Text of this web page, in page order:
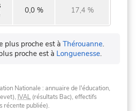
0,0 % 17,4 %
plus proche est àThérouanne.
proche est à Longuenesse.
Nationale : annuaire de l'éducation,
IVAL (résultats Bac), effectifs
récente publiée).